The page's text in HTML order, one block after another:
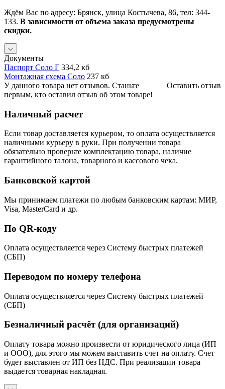
Ждём Вас по адресу: Брянск, улица Костычева, 86, тел: 344-
133. В зависимости от объема заказа предусмотрены
скидки.
Документы
Паспорт Соло Г 334,2 кб
Монтажная схема Соло 237 кб
Оставить отзыв
У данного товара нет отзывов. Станьте
первым, кто оставил отзыв об этом товаре!
Наличный расчет
Если товар доставляется курьером, то оплата осуществляется
наличными курьеру в руки. При получении товара
обязательно проверьте комплектацию товара, наличие
гарантийного талона, товарного и кассового чека.
Банковской картой
Мы принимаем платежи по любым банковским картам: МИР,
Visa, MasterCard и др.
По QR-коду
Оплата осуществляется через Систему быстрых платежей
(СБП)
Переводом по номеру телефона
Оплата осуществляется через Систему быстрых платежей
(СБП)
Безналичный расчёт (для организаций)
Оплату товара можно произвести от юридического лица (ИП
и ООО), для этого мы можем выставить счет на оплату. Счет
будет выставлен от ИП без НДС. При реализации товара
выдается товарная накладная.